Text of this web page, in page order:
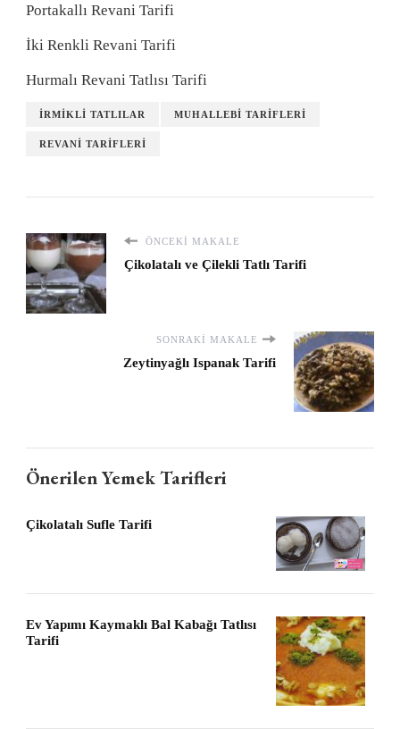
Portakallı Revani Tarifi
İki Renkli Revani Tarifi
Hurmalı Revani Tatlısı Tarifi
İRMIKLI TATLILAR MUHALLEBI TARIFLERI
REVANI TARIFLERI
ÖNCEKI MAKALE
Çikolatalı ve Çilekli Tatlı Tarifi
SONRAKI MAKALE
Zeytinyağlı Ispanak Tarifi
Önerilen Yemek Tarifleri
Çikolatalı Sufle Tarifi
Ev Yapımı Kaymaklı Bal Kabağı Tatlısı
Tarifi